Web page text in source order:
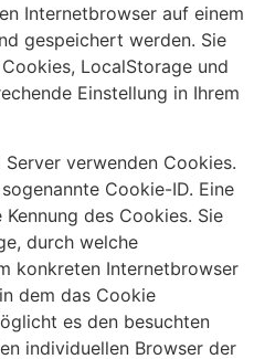
Internetbrowser auf einem
gespeichert werden. Sie
LocalStorage und
Einstellung in Ihrem
verwenden Cookies.
Cookie-ID. Eine
des Cookies. Sie
durch welche
konkreten Internetbrowser
dem das Cookie
es den besuchten
individuellen Browser der